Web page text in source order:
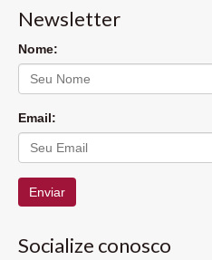
Newsletter
Nome:
Email:
Enviar
Socialize conosco